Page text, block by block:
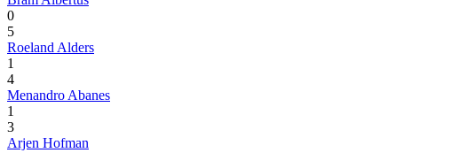
0
5
Roeland Alders
1
4
Menandro Abanes
1
3
Arjen Hofman